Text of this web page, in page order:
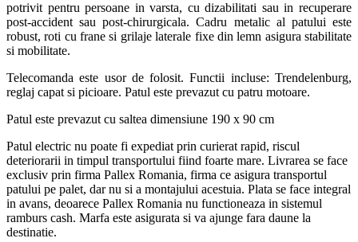
potrivit pentru persoane in varsta, cu dizabilitati sau in recuperare
post-accident sau post-chirurgicala. Cadru metalic al patului este
robust, roti cu frane si grilaje laterale fixe din lemn asigura stabilitate
si mobilitate.
Telecomanda este usor de folosit. Functii incluse: Trendelenburg,
reglaj capat si picioare. Patul este prevazut cu patru motoare.
Patul este prevazut cu saltea dimensiune 190 x 90 cm
Patul electric nu poate fi expediat prin curierat rapid, riscul
deteriorarii in timpul transportului fiind foarte mare. Livrarea se face
exclusiv prin firma Pallex Romania, firma ce asigura transportul
patului pe palet, dar nu si a montajului acestuia. Plata se face integral
in avans, deoarece Pallex Romania nu functioneaza in sistemul
ramburs cash. Marfa este asigurata si va ajunge fara daune la
destinatie.